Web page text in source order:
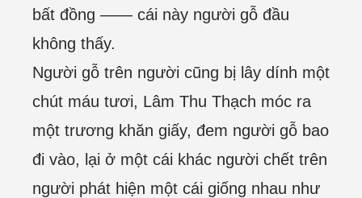
bất đồng —— cái này người gỗ đầu
không thấy.
Người gỗ trên người cũng bị lây dính một
chút máu tươi, Lâm Thu Thạch móc ra
một trương khăn giấy, đem người gỗ bao
đi vào, lại ở một cái khác người chết trên
người phát hiện một cái giống nhau như